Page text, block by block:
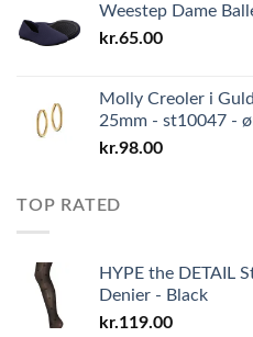
Weestep Dame
kr.65.00
Molly Creoler i
25mm - st10047 -
kr.98.00
TOP RATED
HYPE the DETAIL
Denier - Black
kr.119.00